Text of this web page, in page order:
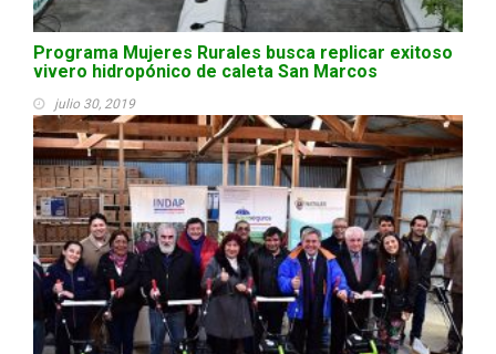
Programa Mujeres Rurales busca replicar exitoso
vivero hidropónico de caleta San Marcos
julio 30, 2019